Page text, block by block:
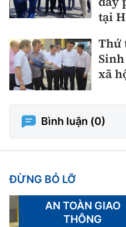
tại
Thứ
xã
Bình luận (0)
ĐỪNG BỎ LỠ
AN TOÀN GIAO
THÔNG